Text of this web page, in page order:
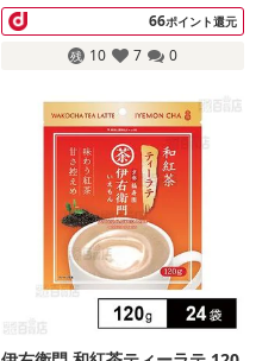
66ポイント還元
10 7 0